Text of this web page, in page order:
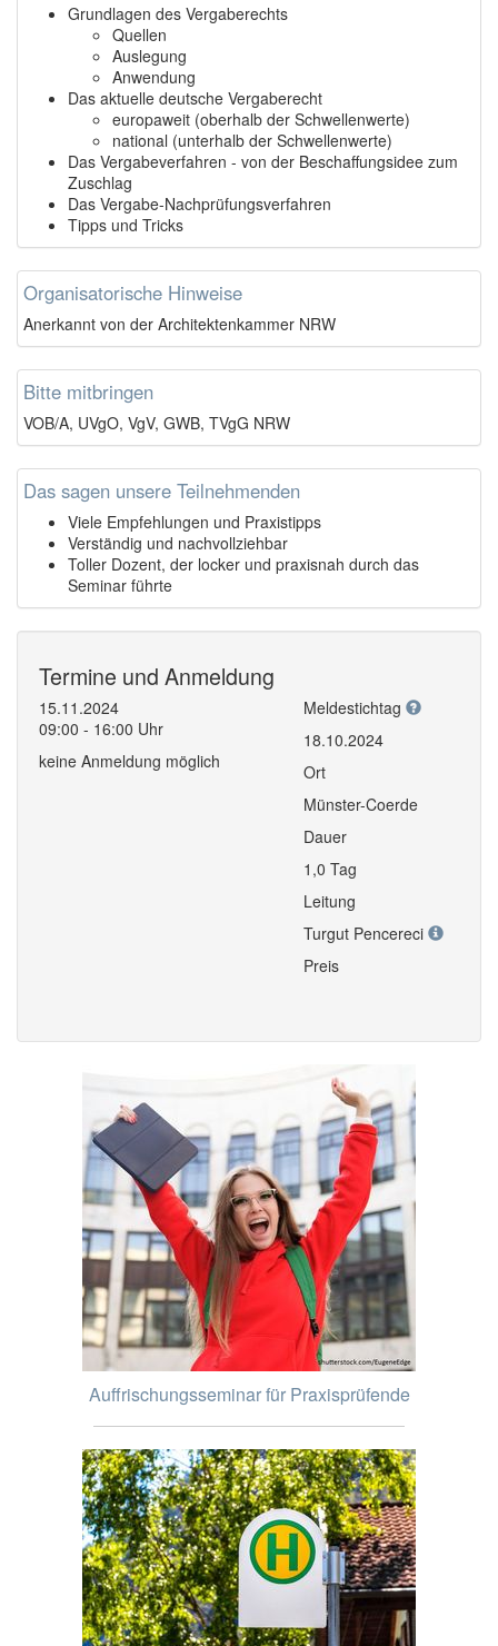
Grundlagen des Vergaberechts
Quellen
Auslegung
Anwendung
Das aktuelle deutsche Vergaberecht
europaweit (oberhalb der Schwellenwerte)
national (unterhalb der Schwellenwerte)
Das Vergabeverfahren - von der Beschaffungsidee zum
Zuschlag
Das Vergabe-Nachprüfungsverfahren
Tipps und Tricks
Organisatorische Hinweise
Anerkannt von der Architektenkammer NRW
Bitte mitbringen
VOB/A, UVgO, VgV, GWB, TVgG NRW
Das sagen unsere Teilnehmenden
Viele Empfehlungen und Praxistipps
Verständig und nachvollziehbar
Toller Dozent, der locker und praxisnah durch das
Seminar führte
Termine und Anmeldung
15.11.2024
09:00 - 16:00 Uhr
keine Anmeldung möglich
Meldestichtag
18.10.2024
Ort
Münster-Coerde
Dauer
1,0 Tag
Leitung
Turgut Pencereci
Preis
Auffrischungsseminar für Praxisprüfende